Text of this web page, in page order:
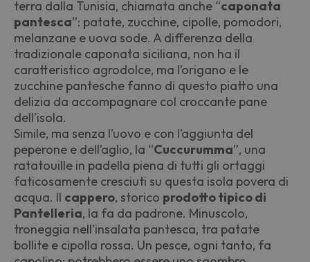
terra dalla Tunisia, chiamata anche “caponata
pantesca”: patate, zucchine, cipolle, pomodori,
melanzane e uova sode. A differenza della
tradizionale caponata siciliana, non ha il
caratteristico agrodolce, ma l’origano e le
zucchine pantesche fanno di questo piatto una
delizia da accompagnare col croccante pane
dell’isola.
Simile, ma senza l’uovo e con l’aggiunta del
peperone e dell’aglio, la “Cuccurumma”, una
ratatouille in padella piena di tutti gli ortaggi
faticosamente cresciuti su questa isola povera di
acqua. Il cappero, storico prodotto tipico di
Pantelleria, la fa da padrone. Minuscolo,
troneggia nell’insalata pantesca, tra patate
bollite e cipolla rossa. Un pesce, ogni tanto, fa